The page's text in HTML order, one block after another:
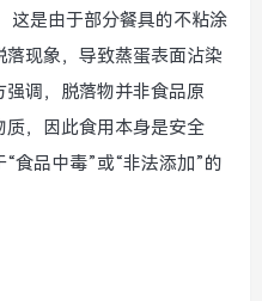
这是由于部分餐具的不粘涂
现象，导致蒸蛋表面沾染
调，脱落物并非食品原
，因此食用本身是安全
食品中毒”或“非法添加”的